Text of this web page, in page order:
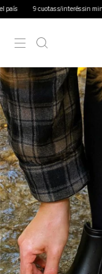
9 cuotas s/interés sin